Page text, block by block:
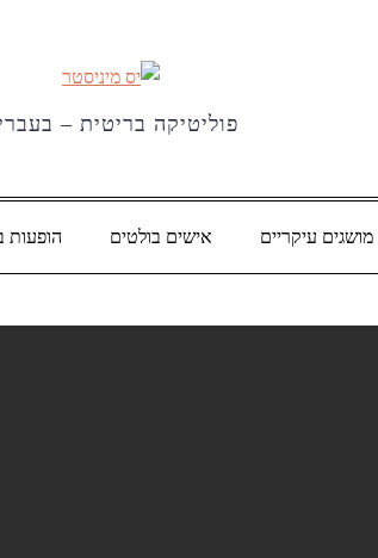
פוליטיקה בריטית –
מושגים עיקריים אישים בולטים